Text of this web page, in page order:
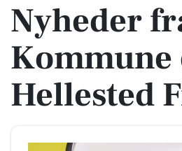
Nyheder
Kommune
Hellested